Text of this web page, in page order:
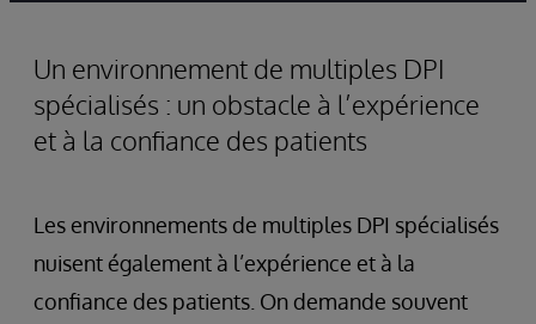
Un environnement de multiples DPI
spécialisés : un obstacle à l’expérience
et à la confiance des patients
Les environnements de multiples DPI spécialisés
nuisent également à l’expérience et à la
confiance des patients. On demande souvent